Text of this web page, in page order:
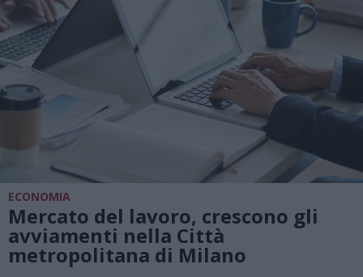
ECONOMIA
Mercato del lavoro, crescono gli
avviamenti nella Città
metropolitana di Milano